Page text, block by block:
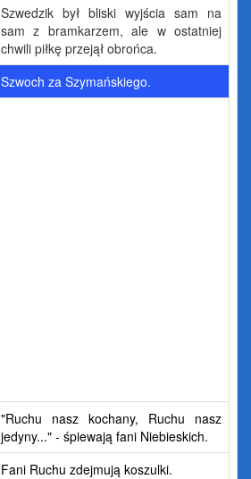
Szwedzik był bliski wyjścia sam na
sam z bramkarzem, ale w ostatniej
chwili piłkę przejął obrońca.
Szwoch za Szymańskiego.
"Ruchu nasz kochany, Ruchu nasz
jedyny..." - śpiewają fani Niebieskich.
Fani Ruchu zdejmują koszulki.